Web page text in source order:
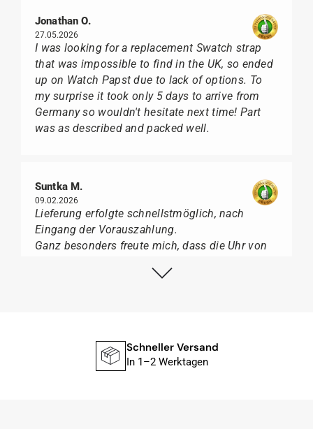
Jonathan O.
27.05.2026
I was looking for a replacement Swatch strap
that was impossible to find in the UK, so ended
up on Watch Papst due to lack of options. To
my surprise it took only 5 days to arrive from
Germany so wouldn't hesitate next time! Part
was as described and packed well.
Suntka M.
09.02.2026
Lieferung erfolgte schnellstmöglich, nach
Eingang der Vorauszahlung.
Ganz besonders freute mich, dass die Uhr von
geliefert wurde, sondern mit der gelben
für seine professionelle Arbeit und tollen
Service extrem weiter empfehlen.
Schneller Versand
In 1–2 Werktagen